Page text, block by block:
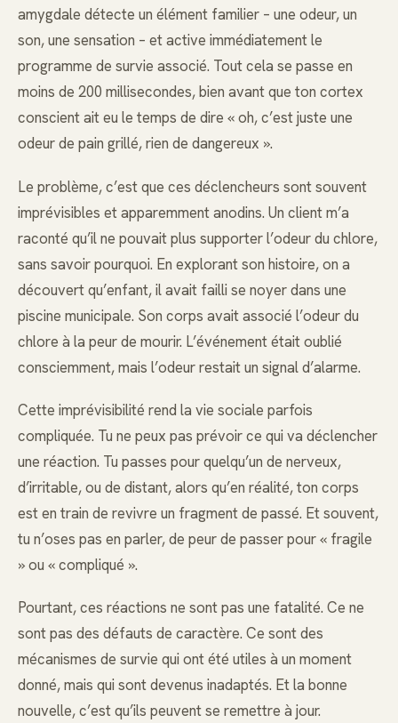
amygdale détecte un élément familier – une odeur, un
son, une sensation – et active immédiatement le
programme de survie associé. Tout cela se passe en
moins de 200 millisecondes, bien avant que ton cortex
conscient ait eu le temps de dire « oh, c’est juste une
odeur de pain grillé, rien de dangereux ».
Le problème, c’est que ces déclencheurs sont souvent
imprévisibles et apparemment anodins. Un client m’a
raconté qu’il ne pouvait plus supporter l’odeur du chlore,
sans savoir pourquoi. En explorant son histoire, on a
découvert qu’enfant, il avait failli se noyer dans une
piscine municipale. Son corps avait associé l’odeur du
chlore à la peur de mourir. L’événement était oublié
consciemment, mais l’odeur restait un signal d’alarme.
Cette imprévisibilité rend la vie sociale parfois
compliquée. Tu ne peux pas prévoir ce qui va déclencher
une réaction. Tu passes pour quelqu’un de nerveux,
d’irritable, ou de distant, alors qu’en réalité, ton corps
est en train de revivre un fragment de passé. Et souvent,
tu n’oses pas en parler, de peur de passer pour « fragile
» ou « compliqué ».
Pourtant, ces réactions ne sont pas une fatalité. Ce ne
sont pas des défauts de caractère. Ce sont des
mécanismes de survie qui ont été utiles à un moment
donné, mais qui sont devenus inadaptés. Et la bonne
nouvelle, c’est qu’ils peuvent se remettre à jour.